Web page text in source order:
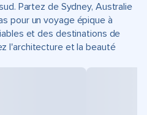
Partez de Sydney, Australie
pour un voyage épique à
et des destinations de
l'architecture et la beauté